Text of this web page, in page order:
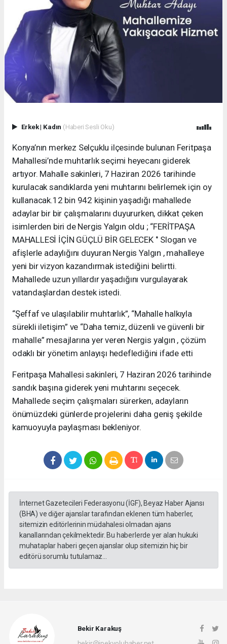
Erkek| Kadın (Haberi Sesli Oku)
Konya’nın merkez Selçuklu ilçesinde bulunan Feritpaşa
Mahallesi’nde muhtarlık seçimi heyecanı giderek
artıyor. Mahalle sakinleri, 7 Haziran 2026 tarihinde
kurulacak sandıklarda yeni muhtarını belirlemek için oy
kullanacak.12 bin 942 kişinin yaşadığı mahallede
adaylar bir bir çalışmalarını duyururken, dikkat çeken
isimlerden biri de Nergis Yalgın oldu ; “FERİTPAŞA
MAHALLESİ İÇİN GÜÇLÜ BİR GELECEK ‘’ Slogan ve
afişlerle adaylığını duyuran Nergis Yalgın , mahalleye
yeni bir vizyon kazandırmak istediğini belirtti.
Mahallede uzun yıllardır yaşadığını vurgulayarak
vatandaşlardan destek istedi.
“Şeffaf ve ulaşılabilir muhtarlık”, “Mahalle halkıyla
sürekli iletişim” ve “Daha temiz, düzenli ve güvenli bir
mahalle” mesajlarına yer veren Nergis yalgın , çözüm
odaklı bir yönetim anlayışı hedeflediğini ifade etti
Feritpaşa Mahallesi sakinleri, 7 Haziran 2026 tarihinde
sandık başına giderek yeni muhtarını seçecek.
Mahallede seçim çalışmaları sürerken, adayların
önümüzdeki günlerde projelerini daha geniş şekilde
kamuoyuyla paylaşması bekleniyor.
İnternet Gazetecileri Federasyonu (İGF), Beyaz Haber Ajansı
(BHA) ve diğer ajanslar tarafından eklenen tüm haberler,
sitemizin editörlerinin müdahalesi olmadan ajans
kanallarından çekilmektedir. Bu haberlerde yer alan hukuki
muhataplar haberi geçen ajanslar olup sitemizin hiç bir
editörü sorumlu tutulamaz...
Bekir Karakuş